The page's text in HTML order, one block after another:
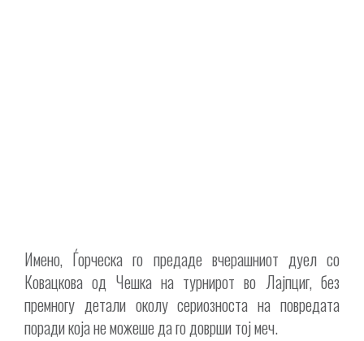
Имено, Ѓорческа го предаде вчерашниот дуел со
Ковацкова од Чешка на турнирот во Лајпциг, без
премногу детали околу сериозноста на повредата
поради која не можеше да го доврши тој меч.